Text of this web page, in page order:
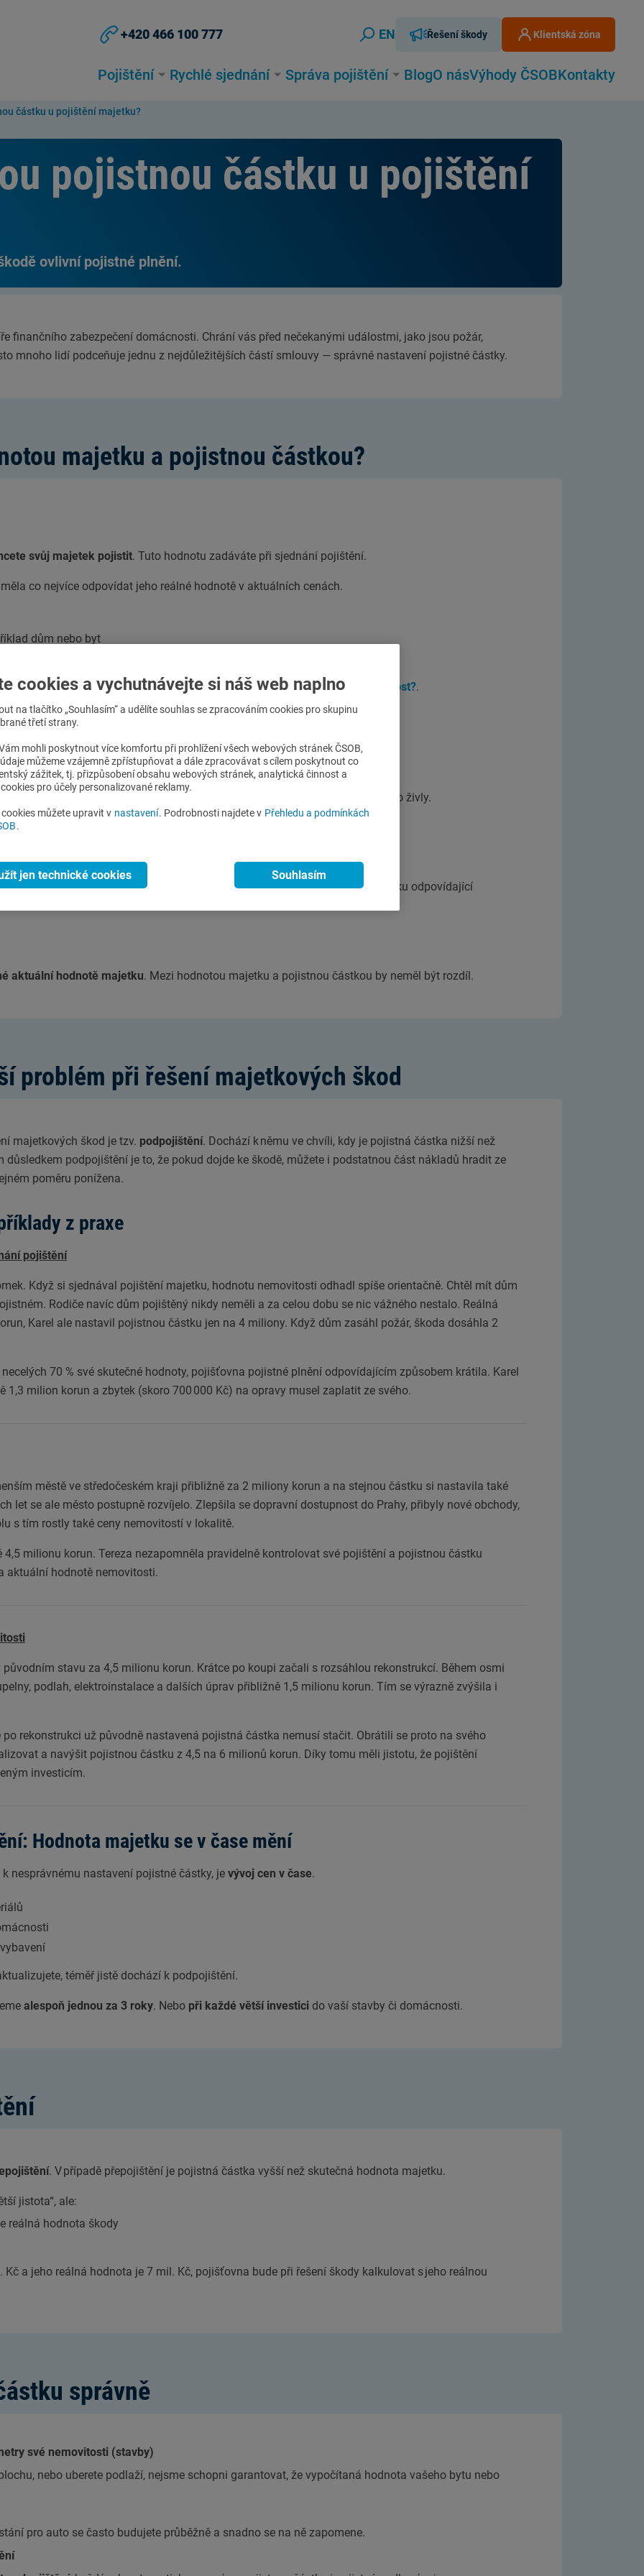
+420 466 100 777 Vyhledávání
EN Řešení škody Klientská zóna
Pojištění Rychlé sjednání Správa pojištění BlogO násVýhody ČSOBKontakty
Vyhledat
částku u pojištění majetku?
pojistnou částku u pojištění
ovlivní pojistné plnění.
finančního zabezpečení domácnosti. Chrání vás před nečekanými událostmi, jako jsou požár,
mnoho lidí podceňuje jednu z nejdůležitějších částí smlouvy — správné nastavení pojistné částky.
majetku a pojistnou částkou?
svůj majetek pojistit. Tuto hodnotu zadáváte při sjednání pojištění.
co nejvíce odpovídat jeho reálné hodnotě v aktuálních cenách.
dům nebo byt
bytu - vše, co není pevně nainstalované)
jak tyto pojmy správně rozlišit, najdete v článkuCo je stavba a co domácnost?.
částka, kterou vám může pojišťovna při škodě vyplatit.
při rozsáhlé škodě , například při úplném zničení nemovitosti požárem nebo živly.
10 mil. Kč, pak při jeho úplném zničení dostanete 10 mil. Kč.
kolik odpovídá nákladům na opravu nebo obnovu poškozeného majetku.
Kč. Vichřice způsobila poškození střechy. Pojišťovna vám vyplatí částku odpovídající
aktuální hodnotě majetku. Mezi hodnotou majetku a pojistnou částkou by neměl být rozdíl.
problém při řešení majetkových škod
majetkových škod je tzv. podpojištění. Dochází k němu ve chvíli, kdy je pojistná částka nižší než
podpojištění je to, že pokud dojde ke škodě, můžete i podstatnou část nákladů hradit ze
poměru ponížena.
z praxe
pojištění
Když si sjednával pojištění majetku, hodnotu nemovitosti odhadl spíše orientačně. Chtěl mít dům
Rodiče navíc dům pojištěný nikdy neměli a za celou dobu se nic vážného nestalo. Reálná
Karel ale nastavil pojistnou částku jen na 4 miliony. Když dům zasáhl požár, škoda dosáhla 2
70 % své skutečné hodnoty, pojišťovna pojistné plnění odpovídajícím způsobem krátila. Karel
milion korun a zbytek (skoro 700 000 Kč) na opravy musel zaplatit ze svého.
městě ve středočeském kraji přibližně za 2 miliony korun a na stejnou částku si nastavila také
let se ale město postupně rozvíjelo. Zlepšila se dopravní dostupnost do Prahy, přibyly nové obchody,
s tím rostly také ceny nemovitostí v lokalitě.
milionu korun. Tereza nezapomněla pravidelně kontrolovat své pojištění a pojistnou částku
aktuální hodnotě nemovitosti.
stavu za 4,5 milionu korun. Krátce po koupi začali s rozsáhlou rekonstrukcí. Během osmi
podlah, elektroinstalace a dalších úprav přibližně 1,5 milionu korun. Tím se výrazně zvýšila i
rekonstrukci už původně nastavená pojistná částka nemusí stačit. Obrátili se proto na svého
a navýšit pojistnou částku z 4,5 na 6 milionů korun. Díky tomu měli jistotu, že pojištění
investicím.
Hodnota majetku se v čase mění
nesprávnému nastavení pojistné částky, je vývoj cen v čase.
téměř jistě dochází k podpojištění.
alespoň jednou za 3 roky. Nebo při každé větší investici do vaší stavby či domácnosti.
. V případě přepojištění je pojistná částka vyšší než skutečná hodnota majetku.
jistota“, ale:
reálná hodnota škody
a jeho reálná hodnota je 7 mil. Kč, pojišťovna bude při řešení škody kalkulovat s jeho reálnou
správně
své nemovitosti (stavby)
nebo uberete podlaží, nejsme schopni garantovat, že vypočítaná hodnota vašeho bytu nebo
pro auto se často budujete průběžně a snadno se na ně zapomene.
cookies a vychutnávejte si náš web naplno
na tlačítko „Souhlasím“ a udělíte souhlas se zpracováním cookies pro skupinu
třetí strany.
mohli poskytnout více komfortu při prohlížení všech webových stránek ČSOB,
můžeme vzájemně zpřístupňovat a dále zpracovávat s cílem poskytnout co
zážitek, tj. přizpůsobení obsahu webových stránek, analytická činnost a
pro účely personalizované reklamy.
cookies můžete upravit v nastavení. Podrobnosti najdete v Přehledu a podmínkách
.
jen technické cookies Souhlasím